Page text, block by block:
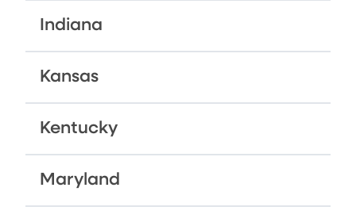
Indiana
Kansas
Kentucky
Maryland